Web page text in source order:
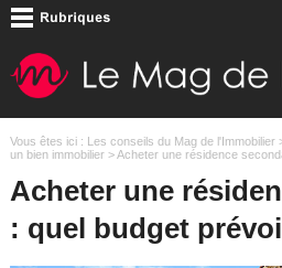
Vous êtes ici : Les conseils du Mag de l'Immobilier
un bien immobilier> Acheter une résidence
Acheter une
: quel budget